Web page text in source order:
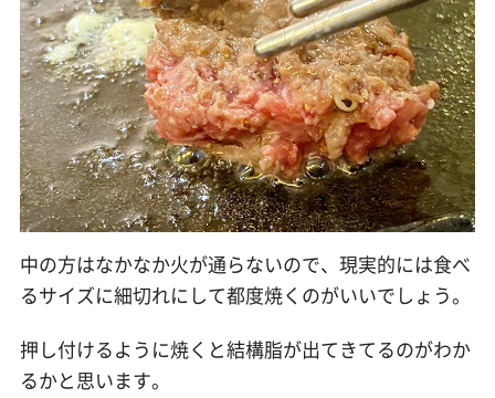
中の方はなかなか火が通らないので、現実的には食べ
るサイズに細切れにして都度焼くのがいいでしょう。
押し付けるように焼くと結構脂が出てきてるのがわか
るかと思います。